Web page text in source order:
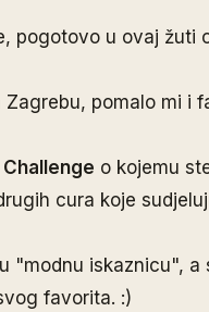
pogotovo u ovaj
pomalo mi i
o kojemu
cura koje
"modnu iskaznicu",
favorita. :)